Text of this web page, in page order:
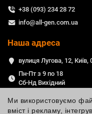
Ми використовуємо
вміст і рекламу,
+38 (093) 234 28 72
info@all-gen.com.ua
Наша адреса
вулиця Лугова, 12, Київ,
Пн-Пт з 9 по 18
Сб-Нд Вихідний